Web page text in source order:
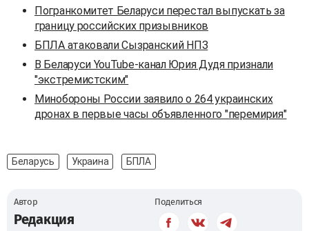
Погранкомитет Беларуси перестал выпускать за
границу российских призывников
БПЛА атаковали Сызранский НПЗ
В Беларуси YouTube-канал Юрия Дудя признали
"экстремистским"
Минобороны России заявило о 264 украинских
дронах в первые часы объявленного "перемирия"
Беларусь Украина БПЛА
Автор
Редакция
Поделиться